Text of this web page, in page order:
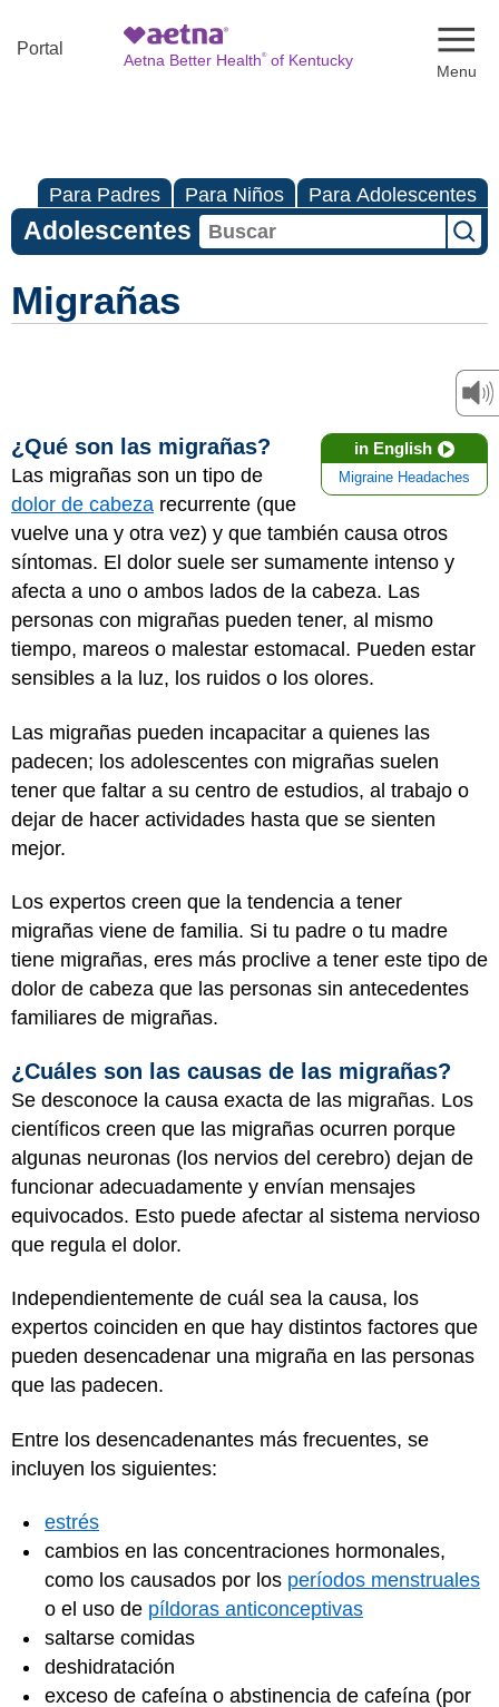
Portal
Aetna Better Health®of Kentucky
Para Padres Para Niños Para Adolescentes
Adolescentes
Migrañas
in English
Migraine Headaches
¿Qué son las migrañas?
Las migrañas son un tipo de
dolor de cabeza recurrente (que
vuelve una y otra vez) y que también causa otros
síntomas. El dolor suele ser sumamente intenso y
afecta a uno o ambos lados de la cabeza. Las
personas con migrañas pueden tener, al mismo
tiempo, mareos o malestar estomacal. Pueden estar
sensibles a la luz, los ruidos o los olores.
Las migrañas pueden incapacitar a quienes las
padecen; los adolescentes con migrañas suelen
tener que faltar a su centro de estudios, al trabajo o
dejar de hacer actividades hasta que se sienten
mejor.
Los expertos creen que la tendencia a tener
migrañas viene de familia. Si tu padre o tu madre
tiene migrañas, eres más proclive a tener este tipo de
dolor de cabeza que las personas sin antecedentes
familiares de migrañas.
¿Cuáles son las causas de las migrañas?
Se desconoce la causa exacta de las migrañas. Los
científicos creen que las migrañas ocurren porque
algunas neuronas (los nervios del cerebro) dejan de
funcionar adecuadamente y envían mensajes
equivocados. Esto puede afectar al sistema nervioso
que regula el dolor.
Independientemente de cuál sea la causa, los
expertos coinciden en que hay distintos factores que
pueden desencadenar una migraña en las personas
que las padecen.
Entre los desencadenantes más frecuentes, se
incluyen los siguientes:
estrés
cambios en las concentraciones hormonales,
como los causados por los períodos menstruales
o el uso de píldoras anticonceptivas
saltarse comidas
deshidratación
exceso de cafeína o abstinencia de cafeína (por